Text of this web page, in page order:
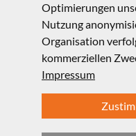
Optimierungen
Nutzung
Organisation
kommerziellen
Impressum